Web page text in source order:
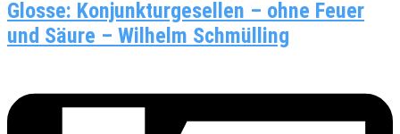
Glosse: Konjunkturgesellen – ohne Feuer
und Säure – Wilhelm Schmülling